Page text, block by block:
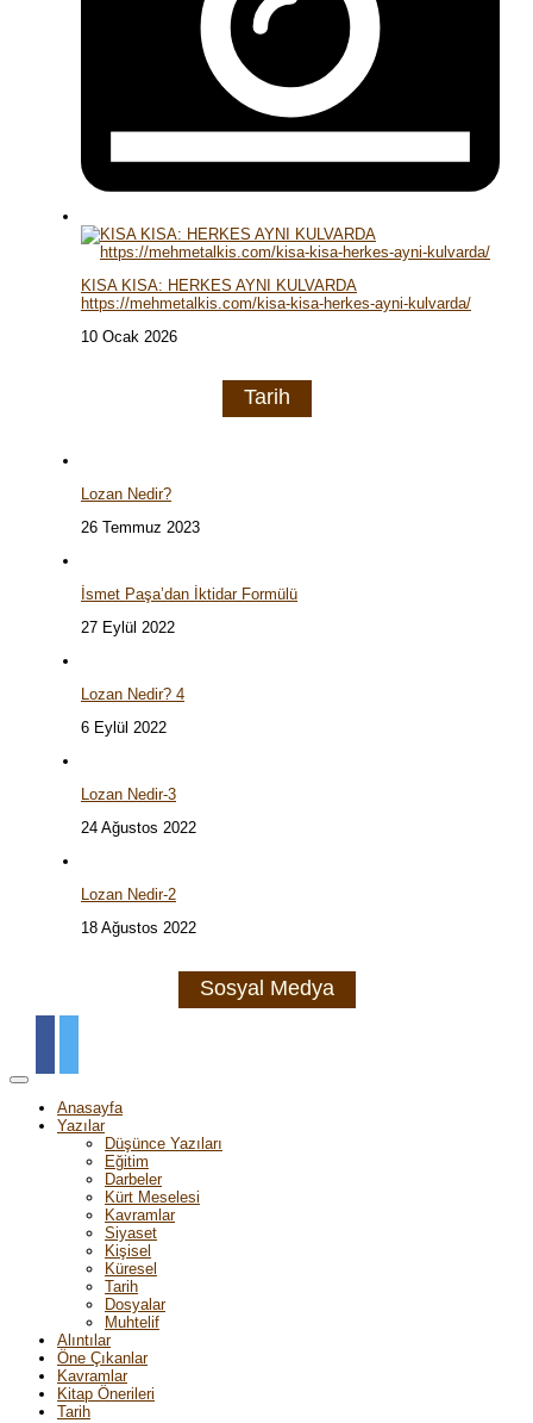
KISA KISA: HERKES AYNI KULVARDA
https://mehmetalkis.com/kisa-kisa-herkes-ayni-kulvarda/
10 Ocak 2026
Tarih
Lozan Nedir?
26 Temmuz 2023
İsmet Paşa’dan İktidar Formülü
27 Eylül 2022
Lozan Nedir? 4
6 Eylül 2022
Lozan Nedir-3
24 Ağustos 2022
Lozan Nedir-2
18 Ağustos 2022
Sosyal Medya
Anasayfa
Yazılar
Düşünce Yazıları
Eğitim
Darbeler
Kürt Meselesi
Kavramlar
Siyaset
Kişisel
Küresel
Tarih
Dosyalar
Muhtelif
Alıntılar
Öne Çıkanlar
Kavramlar
Kitap Önerileri
Tarih